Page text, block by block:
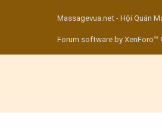
Massagevua.net - Hội Quán
Forum software by XenForo™